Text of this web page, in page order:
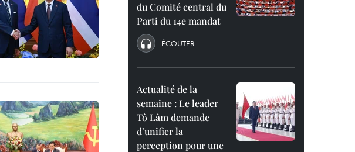
du Comité central du
Parti du 14e mandat
ÉCOUTER
Actualité de la
semaine : Le leader
Tô Lâm demande
d’unifier la
perception pour une